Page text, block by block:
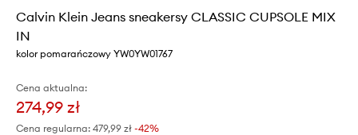
Calvin Klein Jeans sneakersy CLASSIC CUPSOLE MIX
IN
kolor pomarańczowy YW0YW01767
Cena aktualna:
274,99 zł
Cena regularna: 479,99 zł -42%